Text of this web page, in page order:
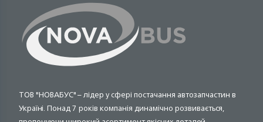
ТОВ "НОВАБУС" – лідер у сфері постачання автозапчастин в
Україні. Понад 7 років компанія динамічно розвивається,